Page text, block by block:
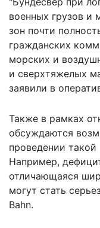
военных грузов и
зон почти
гражданских
морских и
и сверхтяжелых
заявили в
Также в рамках
обсуждаются
проведении
Например,
отличающаяся
могут стать
Bahn.